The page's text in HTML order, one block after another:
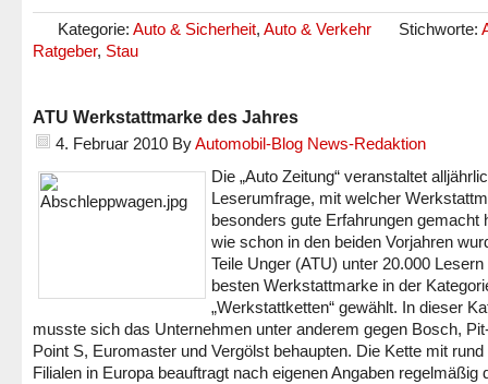
Kategorie: Auto & Sicherheit, Auto & Verkehr Stichworte:
Ratgeber, Stau
ATU Werkstattmarke des Jahres
4. Februar 2010 ByAutomobil-Blog News-Redaktion
Die „Auto Zeitung“ veranstaltet
Leserumfrage, mit welcher
besonders gute Erfahrungen gemacht
wie schon in den beiden Vorjahren
Teile Unger (ATU) unter 20.000 Lesern
besten Werkstattmarke in der
„Werkstattketten“ gewählt. In dieser
musste sich das Unternehmen unter anderem gegen Bosch,
Point S, Euromaster und Vergölst behaupten. Die Kette mit rund
Filialen in Europa beauftragt nach eigenen Angaben regelmäßig